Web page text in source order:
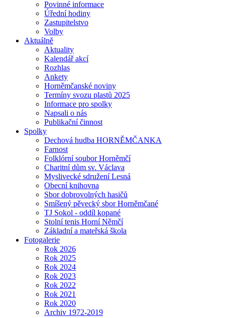
Povinné informace
Úřední hodiny
Zastupitelstvo
Volby
Aktuálně
Aktuality
Kalendář akcí
Rozhlas
Ankety
Horněmčanské noviny
Termíny svozu plastů 2025
Informace pro spolky
Napsali o nás
Publikační činnost
Spolky
Dechová hudba HORNĚMČANKA
Farnost
Folklórní soubor Horněmčí
Charitní dům sv. Václava
Myslivecké sdružení Lesná
Obecní knihovna
Sbor dobrovolných hasičů
Smíšený pěvecký sbor Horněmčané
TJ Sokol - oddíl kopané
Stolní tenis Horní Němčí
Základní a mateřská škola
Fotogalerie
Rok 2026
Rok 2025
Rok 2024
Rok 2023
Rok 2022
Rok 2021
Rok 2020
Archiv 1972-2019